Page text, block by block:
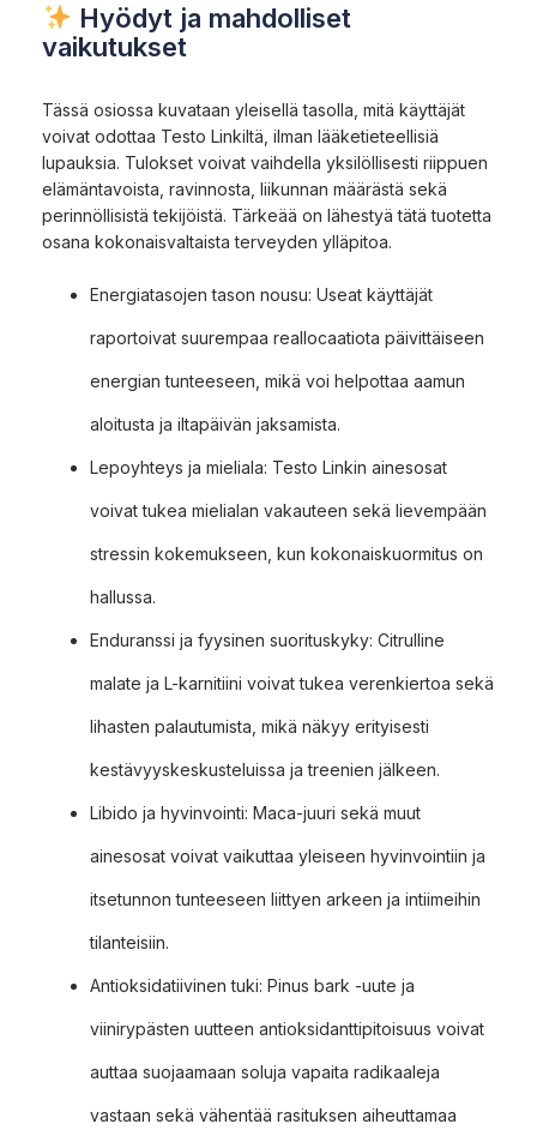
Hyödyt ja mahdolliset
vaikutukset
Tässä osiossa kuvataan yleisellä tasolla, mitä käyttäjät
voivat odottaa Testo Linkiltä, ilman lääketieteellisiä
lupauksia. Tulokset voivat vaihdella yksilöllisesti riippuen
elämäntavoista, ravinnosta, liikunnan määrästä sekä
perinnöllisistä tekijöistä. Tärkeää on lähestyä tätä tuotetta
osana kokonaisvaltaista terveyden ylläpitoa.
Energiatasojen tason nousu: Useat käyttäjät
raportoivat suurempaa reallocaatiota päivittäiseen
energian tunteeseen, mikä voi helpottaa aamun
aloitusta ja iltapäivän jaksamista.
Lepoyhteys ja mieliala: Testo Linkin ainesosat
voivat tukea mielialan vakauteen sekä lievempään
stressin kokemukseen, kun kokonaiskuormitus on
hallussa.
Enduranssi ja fyysinen suorituskyky: Citrulline
malate ja L-karnitiini voivat tukea verenkiertoa sekä
lihasten palautumista, mikä näkyy erityisesti
kestävyyskeskusteluissa ja treenien jälkeen.
Libido ja hyvinvointi: Maca-juuri sekä muut
ainesosat voivat vaikuttaa yleiseen hyvinvointiin ja
itsetunnon tunteeseen liittyen arkeen ja intiimeihin
tilanteisiin.
Antioksidatiivinen tuki: Pinus bark -uute ja
viinirypästen uutteen antioksidanttipitoisuus voivat
auttaa suojaamaan soluja vapaita radikaaleja
vastaan sekä vähentää rasituksen aiheuttamaa